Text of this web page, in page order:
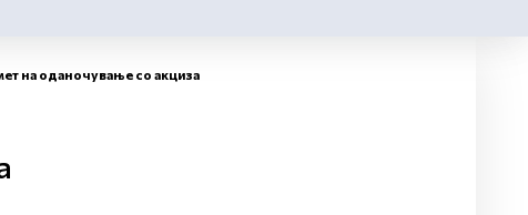
на оданочување со акциза